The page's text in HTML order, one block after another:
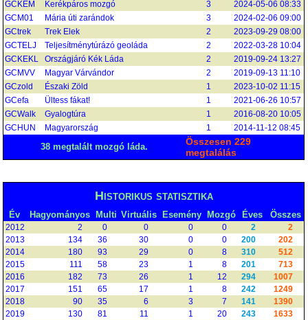
GCKEM Kerékpáros mozgó 3
2024-05-06 08:33
GCM01
Mária úti zarándok 3
2024-02-06 09:00
GCtrek
Trek Elek 2
2023-09-29 08:00
GCTELJ
Teljesítménytúrázó geoláda 2
2022-03-28 10:04
GCKEKL
Országjáró Kék Láda 2
2019-09-24 13:27
GCMVV
Magyar Várvándor 2
2019-09-13 11:10
GCzold
Északi Zöld 1
2023-10-02 11:15
GCefa
Ültess fákat! 1
2021-06-26 10:57
GCWalk
Gyalogtúra 1
2016-08-20 10:05
GCHUN
Magyarország 1 2014-11-12 08:45
38 megtalált mozgó láda.
Összesen 229
megtalálás
Historikus statisztika
Év Hagyományos Multi Virtuális Esemény Mozgó Éves Összes
2012 2 0 0 0 0 2
2
2013
134 36 30 0 0 200
202
2014
180 93 29 0 8 310
512
2015
111 58 23 1 8 201
713
2016
182 73 26 1 12 294
1007
2017
151 65 17 1 8 242
1249
2018
90 35 6 3 7 141
1390
2019
130 81 11 1 20 243
1633